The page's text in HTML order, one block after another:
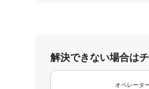
解決できない場合は
オペレータ